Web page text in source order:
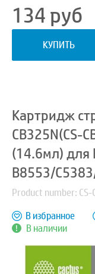
134руб
КУПИТЬ
Картридж
CB325N(CS-
(14.6мл) для
B8553/
Product number: CS-
В наличии
В избранное